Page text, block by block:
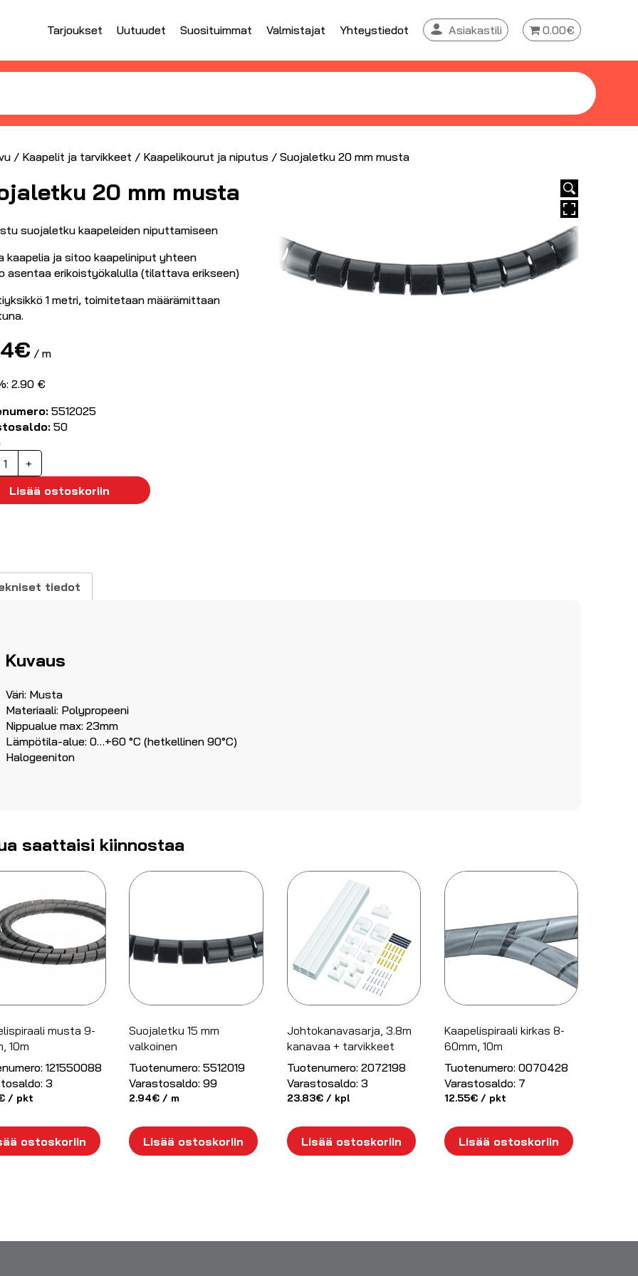
Tarjoukset Uutuudet Suosituimmat Valmistajat Yhteystiedot Asiakastili 0.00€
/ Kaapelit ja tarvikkeet / Kaapelikourut ja niputus / Suojaletku 20 mm musta
20 mm musta
suojaletku kaapeleiden niputtamiseen
kaapelia ja sitoo kaapeliniput yhteen
asentaa erikoistyökalulla (tilattava erikseen)
1 metri, toimitetaan määrämittaan
€ / m
2.90 €
5512025
50
+
Lisää ostoskoriin
tiedot
Kuvaus
Väri: Musta
Materiaali: Polypropeeni
Nippualue max: 23mm
Lämpötila-alue: 0…+60 °C (hetkellinen 90°C)
Halogeeniton
saattaisi kiinnostaa
musta 9-
10m
121550088
3
/ pkt
ostoskoriin
Suojaletku 15 mm
valkoinen
Tuotenumero: 5512019
Varastosaldo: 99
2.94€ / m
Lisää ostoskoriin
Johtokanavasarja, 3.8m
kanavaa + tarvikkeet
Tuotenumero: 2072198
Varastosaldo: 3
23.83€/ kpl
Lisää ostoskoriin
Kaapelispiraali kirkas 8-
60mm, 10m
Tuotenumero: 0070428
Varastosaldo: 7
12.55€/ pkt
Lisää ostoskoriin